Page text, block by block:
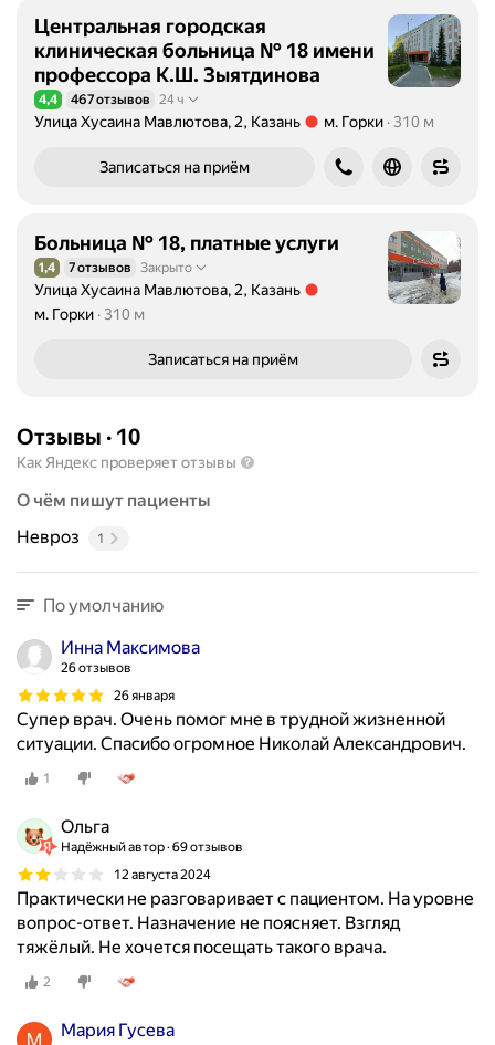
Центральная городская
клиническая больница № 18 имени
профессора К.Ш. Зыятдинова
Рейтинг 4,4 из 5
4,4 467 отзывов 24 ч
Улица Хусаина Мавлютова, 2, Казань
м. Горки 310 м
Записаться на приём
Больница № 18, платные услуги
Рейтинг 1,4 из 5
1,4 7 отзывов Закрыто
Улица Хусаина Мавлютова, 2, Казань
Метро м. Горки Расстояние 310 м
м. Горки 310 м
Записаться на приём
Отзывы · 10
Как Яндекс проверяет отзывы
О чём пишут пациенты
Невроз
1
По умолчанию
Инна Максимова
26 отзывов
26 января
Супер врач. Очень помог мне в трудной жизненной
ситуации. Спасибо огромное Николай Александрович.
1
Ольга
Надёжный автор 69 отзывов
12 августа 2024
Практически не разговаривает с пациентом. На уровне
вопрос-ответ. Назначение не поясняет. Взгляд
тяжёлый. Не хочется посещать такого врача.
2
Мария Гусева